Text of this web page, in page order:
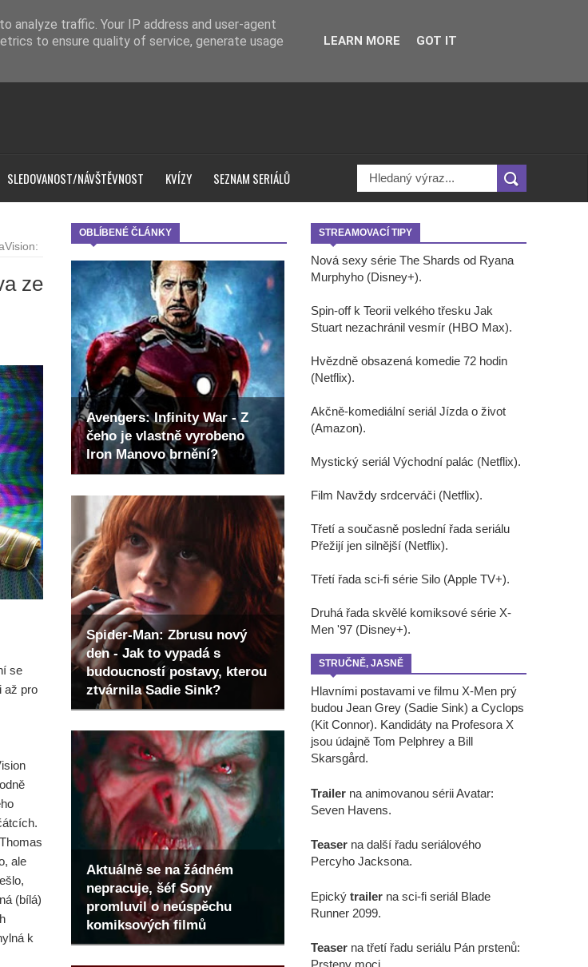
SLEDOVANOST/NÁVŠTĚVNOST KVÍZY SEZNAM SERIÁLŮ
OBLÍBENÉ ČLÁNKY
Avengers: Infinity War - Z
čeho je vlastně vyrobeno
Iron Manovo brnění?
Spider-Man: Zbrusu nový
den - Jak to vypadá s
budoucností postavy, kterou
ztvárnila Sadie Sink?
Aktuálně se na žádném
nepracuje, šéf Sony
promluvil o neúspěchu
komiksových filmů
ze
se
až pro
ale
(bílá)
k
STREAMOVACÍ TIPY
Nová sexy série The Shards od Ryana
Murphyho (Disney+).
Spin-off k Teorii velkého třesku Jak
Stuart nezachránil vesmír (HBO Max).
Hvězdně obsazená komedie 72 hodin
(Netflix).
Akčně-komediální seriál Jízda o život
(Amazon).
Mystický seriál Východní palác (Netflix).
Film Navždy srdcerváči (Netflix).
Třetí a současně poslední řada seriálu
Přežijí jen silnější (Netflix).
Třetí řada sci-fi série Silo (Apple TV+).
Druhá řada skvělé komiksové série X-
Men '97 (Disney+).
STRUČNĚ, JASNĚ
Hlavními postavami ve filmu X-Men prý
budou Jean Grey (Sadie Sink) a Cyclops
(Kit Connor). Kandidáty na Profesora X
jsou údajně Tom Pelphrey a Bill
Skarsgård.
Trailer na animovanou sérii Avatar:
Seven Havens.
Teaser na další řadu seriálového
Percyho Jacksona.
Epický trailer na sci-fi seriál Blade
Runner 2099.
Teaser na třetí řadu seriálu Pán prstenů:
Prsteny moci.
analyze traffic. Your IP address and user-agent
to ensure quality of service, generate usage
LEARN MORE GOT IT